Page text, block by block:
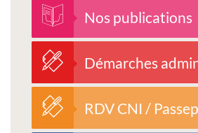
Nos publications
Démarches
RDV CNI /